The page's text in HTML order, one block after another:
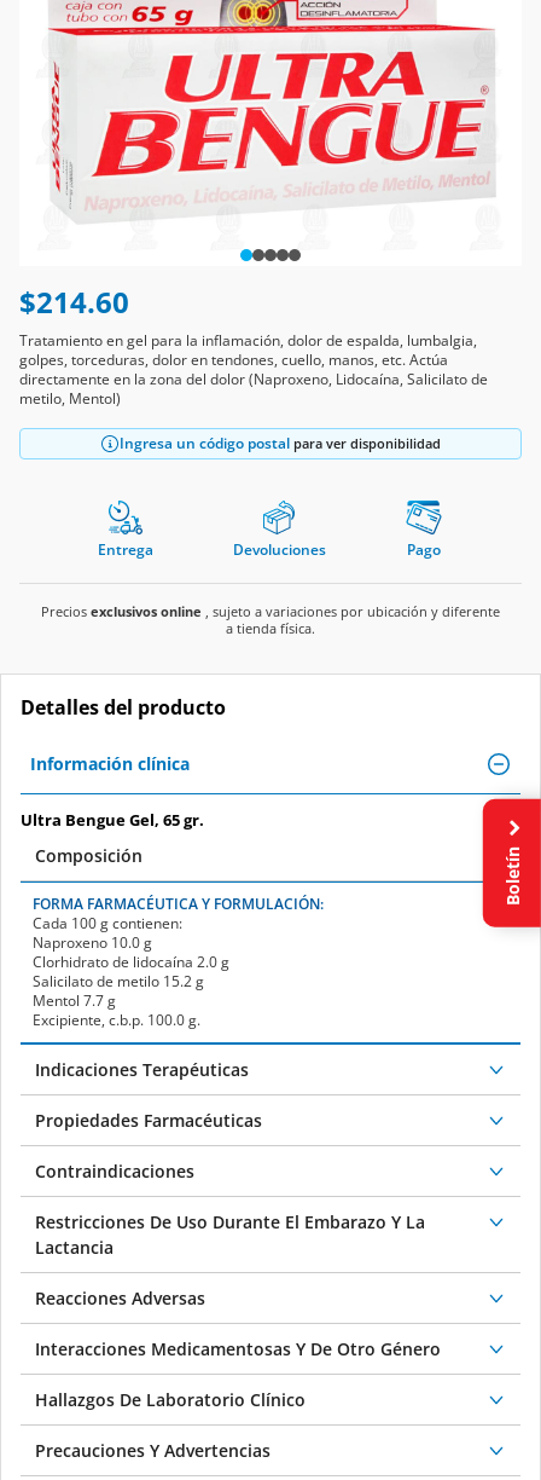
$214.60
Tratamiento en gel para la inflamación, dolor de espalda, lumbalgia,
golpes, torceduras, dolor en tendones, cuello, manos, etc. Actúa
directamente en la zona del dolor (Naproxeno, Lidocaína, Salicilato de
metilo, Mentol)
Ingresa un código postal para ver disponibilidad
Entrega Devoluciones Pago
Precios exclusivos online , sujeto a variaciones por ubicación y diferente
a tienda física.
Detalles del producto
Información clínica
Ultra Bengue Gel, 65 gr.
Composición
FORMA FARMACÉUTICA Y FORMULACIÓN:
Cada 100 g contienen:
Naproxeno 10.0 g
Clorhidrato de lidocaína 2.0 g
Salicilato de metilo 15.2 g
Mentol 7.7 g
Excipiente, c.b.p. 100.0 g.
Indicaciones Terapéuticas
Propiedades Farmacéuticas
Contraindicaciones
Restricciones De Uso Durante El Embarazo Y La
Lactancia
Reacciones Adversas
Interacciones Medicamentosas Y De Otro Género
Hallazgos De Laboratorio Clínico
Precauciones Y Advertencias
Boletín